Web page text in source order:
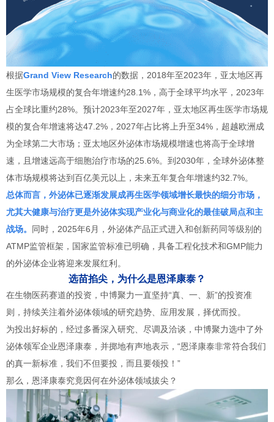
根据Grand View Research的数据，2018年至2023年，亚太地区再
生医学市场规模的复合年增速约28.1%，高于全球平均水平，2023年
占全球比重约28%。预计2023年至2027年，亚太地区再生医学市场规
模的复合年增速将达47.2%，2027年占比将上升至34%，超越欧洲成
为全球第二大市场；亚太地区外泌体市场规模增速也将高于全球增
速，且增速远高于细胞治疗市场的25.6%。到2030年，全球外泌体整
体市场规模将达到百亿美元以上，未来五年复合年增速约32.7%。
总体而言，外泌体已逐渐发展成再生医学领域增长最快的细分市场，
尤其大健康与治疗更是外泌体实现产业化与商业化的最佳破局点和主
战场。 同时，2025年6月，外泌体产品正式进入和创新药同等级别的
ATMP监管框架，国家监管标准已明确，具备工程化技术和GMP能力
的外泌体企业将迎来发展红利。
选苗掐尖，为什么是恩泽康泰？
在生物医药赛道的投资，中博聚力一直坚持“真、一、新”的投资准
则，持续关注着外泌体领域的研究趋势、应用发展，择优而投。
为投出好标的，经过多番深入研究、尽调及洽谈，中博聚力选中了外
泌体领军企业恩泽康泰，并掷地有声地表示，“恩泽康泰非常符合我们
的真一新标准，我们不但要投，而且要领投！”
那么，恩泽康泰究竟因何在外泌体领域拔尖？